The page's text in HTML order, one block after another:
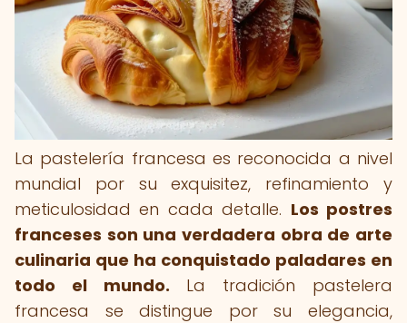
La pastelería francesa es reconocida a nivel
mundial por su exquisitez, refinamiento y
meticulosidad en cada detalle. Los postres
franceses son una verdadera obra de arte
culinaria que ha conquistado paladares en
todo el mundo. La tradición pastelera
francesa se distingue por su elegancia,